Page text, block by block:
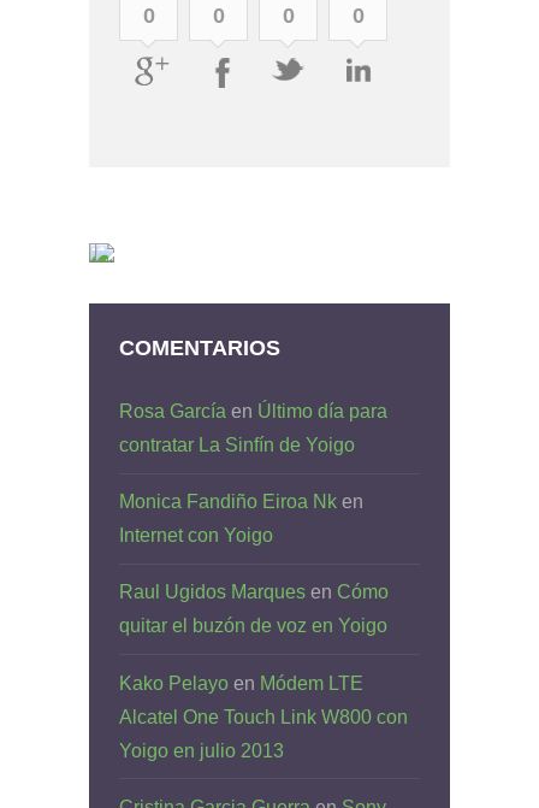
0 0 0 0
COMENTARIOS
Rosa García en Último día para
contratar La Sinfín de Yoigo
Monica Fandiño Eiroa Nk en
Internet con Yoigo
Raul Ugidos Marques en Cómo
quitar el buzón de voz en Yoigo
Kako Pelayo en Módem LTE
Alcatel One Touch Link W800 con
Yoigo en julio 2013